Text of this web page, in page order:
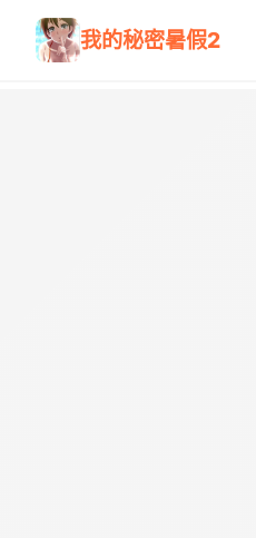
我的秘密暑假2